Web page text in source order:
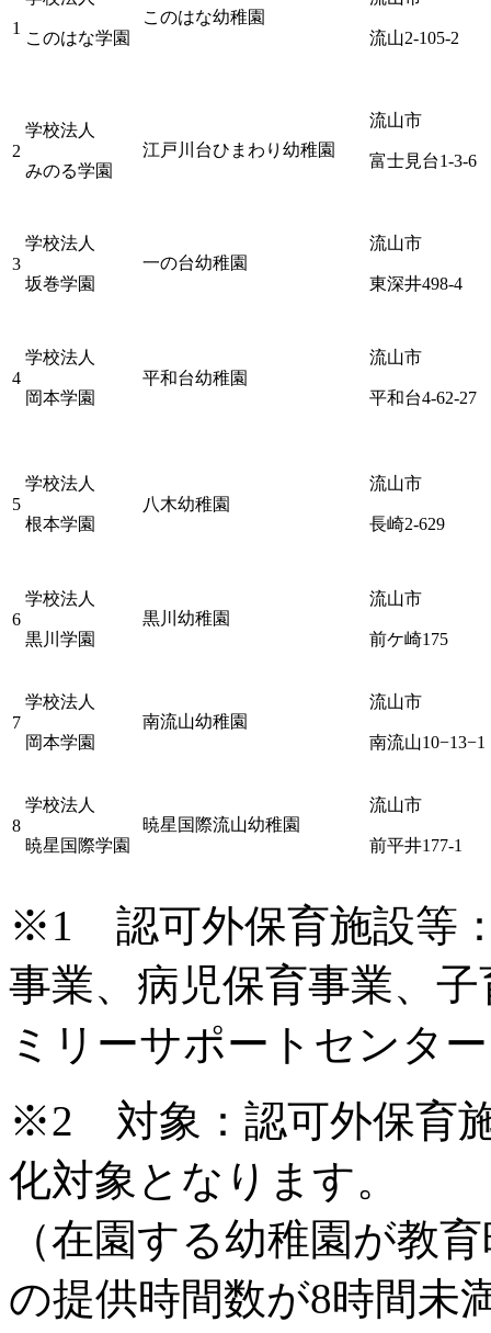
1
このはな学園
このはな幼稚園
流山2-105-2
2
学校法人
みのる学園
江戸川台ひまわり幼稚園
流山市
富士見台1-3-6
3
学校法人
坂巻学園
一の台幼稚園
流山市
東深井498-4
4
学校法人
岡本学園
平和台幼稚園
流山市
平和台4-62-27
5
学校法人
根本学園
八木幼稚園
流山市
長崎2-629
6
学校法人
黒川学園
黒川幼稚園
流山市
前ケ崎175
7
学校法人
岡本学園
南流山幼稚園
流山市
南流山10−13−1
8
学校法人
暁星国際学園
暁星国際流山幼稚園
流山市
前平井177-1
※1 認可外保育施設等
事業、病児保育事業、
ミリーサポートセンタ
※2 対象：認可外保育
化対象となります。
（在園する幼稚園が教
の提供時間数が8時間未